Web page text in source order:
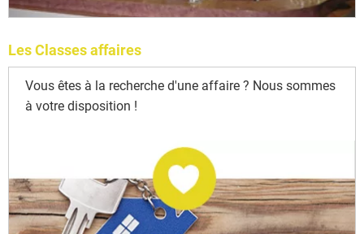
Les Classes affaires
Vous êtes à la recherche d'une affaire ? Nous sommes
à votre disposition !